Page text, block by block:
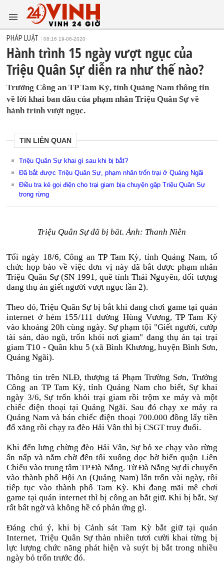
PHÁP LUẬT 08:16 19-06-2020
Hành trình 15 ngày vượt ngục của
Triệu Quân Sự diễn ra như thế nào?
Trưởng Công an TP Tam Kỳ, tỉnh Quảng Nam thông tin
về lời khai ban đầu của phạm nhân Triệu Quân Sự về
hành trình vượt ngục.
TIN LIÊN QUAN
Triệu Quân Sự khai gì sau khi bị bắt?
Đã bắt được Triệu Quân Sự, phạm nhân trốn trại ở Quảng Ngãi
Điều tra kẻ gọi điện cho trại giam bịa chuyện gặp Triệu Quân Sự
trong rừng
Triệu Quân Sự đã bị bắt. Ảnh: Thanh Niên
Tối ngày 18/6, Công an TP Tam Kỳ, tỉnh Quảng Nam, tổ
chức họp báo về việc đơn vị này đã bắt được phạm nhân
Triệu Quân Sự (SN 1991, quê tỉnh Thái Nguyên, đối tượng
đang thụ án giết người vượt ngục lần 2).
Theo đó, Triệu Quân Sự bị bắt khi đang chơi game tại quán
internet ở hẻm 155/111 đường Hùng Vương, TP Tam Kỳ
vào khoảng 20h cùng ngày. Sự phạm tội "Giết người, cướp
tài sản, đào ngũ, trốn khỏi nơi giam" đang thụ án tại trại
giam T10 - Quân khu 5 (xã Bình Khương, huyện Bình Sơn,
Quảng Ngãi).
Thông tin trên NLĐ, thượng tá Phạm Trường Sơn, Trưởng
Công an TP Tam Kỳ, tỉnh Quảng Nam cho biết, Sự khai
ngày 3/6, Sự trốn khỏi trại giam rồi trộm xe máy và một
chiếc điện thoại tại Quảng Ngãi. Sau đó chạy xe máy ra
Quảng Nam và bán chiếc điện thoại 700.000 đồng lấy tiền
đổ xăng rồi chạy ra đèo Hải Vân thì bị CSGT truy đuổi.
Khi đến lưng chừng đèo Hải Vân, Sự bỏ xe chạy vào rừng
ẩn nấp và nằm chờ đến tối xuống dọc bờ biển quận Liên
Chiểu vào trung tâm TP Đà Nẵng. Từ Đà Nẵng Sự di chuyển
vào thành phố Hội An (Quảng Nam) lẫn trốn vài ngày, rồi
tiếp tục vào thành phố Tam Kỳ. Khi đang mãi mê chơi
game tại quán internet thì bị công an bắt giữ. Khi bị bắt, Sự
rất bất ngờ và không hề có phản ứng gì.
Đáng chú ý, khi bị Cảnh sát Tam Kỳ bắt giữ tại quán
Internet, Triệu Quân Sự thản nhiên tươi cười khai từng bị
lực lượng chức năng phát hiện và suýt bị bắt trong nhiều
ngày bỏ trốn trước đó.